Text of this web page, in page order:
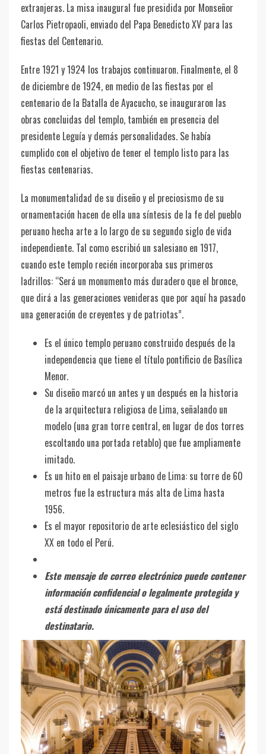
extranjeras. La misa inaugural fue presidida por Monseñor
Carlos Pietropaoli, enviado del Papa Benedicto XV para las
fiestas del Centenario.
Entre 1921 y 1924 los trabajos continuaron. Finalmente, el 8
de diciembre de 1924, en medio de las fiestas por el
centenario de la Batalla de Ayacucho, se inauguraron las
obras concluidas del templo, también en presencia del
presidente Leguía y demás personalidades. Se había
cumplido con el objetivo de tener el templo listo para las
fiestas centenarias.
La monumentalidad de su diseño y el preciosismo de su
ornamentación hacen de ella una síntesis de la fe del pueblo
peruano hecha arte a lo largo de su segundo siglo de vida
independiente. Tal como escribió un salesiano en 1917,
cuando este templo recién incorporaba sus primeros
ladrillos: “Será un monumento más duradero que el bronce,
que dirá a las generaciones venideras que por aquí ha pasado
una generación de creyentes y de patriotas”.
Es el único templo peruano construido después de la
independencia que tiene el título pontificio de Basílica
Menor.
Su diseño marcó un antes y un después en la historia
de la arquitectura religiosa de Lima, señalando un
modelo (una gran torre central, en lugar de dos torres
escoltando una portada retablo) que fue ampliamente
imitado.
Es un hito en el paisaje urbano de Lima: su torre de 60
metros fue la estructura más alta de Lima hasta
1956.
Es el mayor repositorio de arte eclesiástico del siglo
XX en todo el Perú.
Este mensaje de correo electrónico puede contener
información confidencial o legalmente protegida y
está destinado únicamente para el uso del
destinatario.